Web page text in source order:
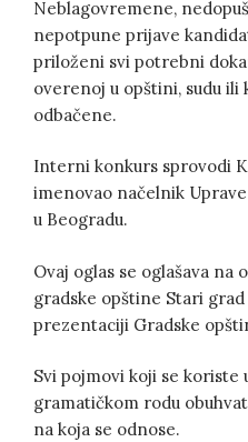
Neblagovremene,
nepotpune prijave
priloženi svi potrebni
overenoj u opštini, sudu ili
odbačene.
Interni konkurs sprovodi
imenovao načelnik
u Beogradu.
Ovaj oglas se oglašava na
gradske opštine Stari
prezentaciji Gradske
Svi pojmovi koji se koriste
gramatičkom rodu
na koja se odnose.